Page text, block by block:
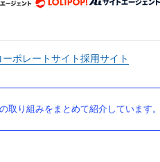
ーポレートサイト採用サイト
り組みをまとめて紹介しています。